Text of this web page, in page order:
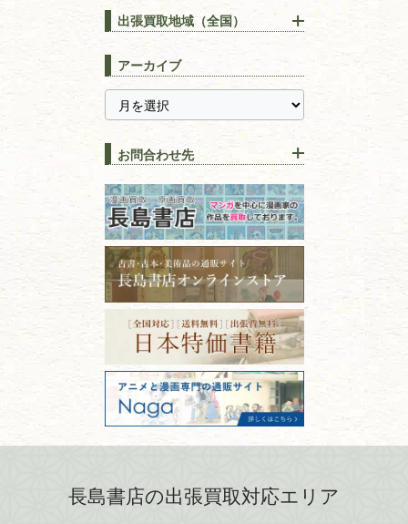
易学・占い
スピリチュアル・
全集・
趣味・教養
書道
拓本・法帖・碑帖
篆刻・印譜
書道具
美術書・アート本・
デザイン本
カメラ・撮影術
版画・リトグラフ・
刀剣・鎧・甲冑
りOK！効率的に売る方法
長島書店の便利な買取サービ
ス
【持ち込み買取】店頭で簡単
に古本を売るメリットとは？
古本を高く売る方法！買取で
上手な売り方のコツを解説
古本の保管方法と劣化する原
因！適切な管理で長持ちさせ
るコツ
古本は汚れていると買取でき
ない？適切な保管方法とクリ
ーニング！
ISBNコードとは？書籍の識別
番号の意味と役割を解説
価値ある古書を売るポイント
と注意点
出張買取地域（全国）
千葉県
神奈川県
静岡県
群馬県
山梨県
新潟県
長野県
愛知県
石川県
福井県
福島県
富山県
青森県
岩手県
宮城県
秋田県
山形県
岐阜県
三重県
滋賀県
京都府
大阪府
兵庫県
奈良県
島根県
岡山県
アーカイブ
お問合わせ先
古本買取専門店 長島書店
〒101-0051
東京都千代田区神田神保町2-5-1
フリーダイヤル：0120-414-548
電話：03-3512-8115
FAX：03-3512-8116
古物商許可：東京都公安委員会 第
301028901712号
古物商名称：有限会社長島書店
長島書店の出張買取対応エリア